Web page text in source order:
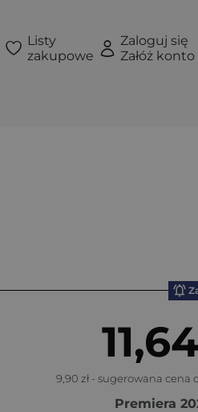
Listy
zakupowe
Zaloguj się
Załóż konto
9,90 zł - sugerowana cena
Premiera